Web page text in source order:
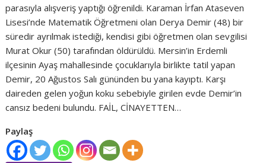
parasıyla alışveriş yaptığı öğrenildi. Karaman İrfan Ataseven
Lisesi’nde Matematik Öğretmeni olan Derya Demir (48) bir
süredir ayrılmak istediği, kendisi gibi öğretmen olan sevgilisi
Murat Okur (50) tarafından öldürüldü. Mersin’in Erdemli
ilçesinin Ayaş mahallesinde çocuklarıyla birlikte tatil yapan
Demir, 20 Ağustos Salı gününden bu yana kayıptı. Karşı
daireden gelen yoğun koku sebebiyle girilen evde Demir’in
cansız bedeni bulundu. FAİL, CİNAYETTEN…
Paylaş